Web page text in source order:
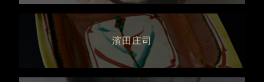
濱田庄司